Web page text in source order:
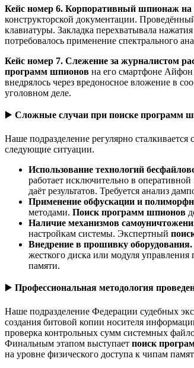
Кейс номер 6. Корпоративный шпионаж
конструкторской документации.
клавиатуры. Закладка перехватывала
потребовалось применение спектрального
Кейс номер 7. Слежение за журналистом
программ шпионов на его смартфоне Айфон
внедрялось через вредоносное вложение в
уголовном деле.
▶️ Сложные случаи при поиске программ
Наше подразделение регулярно
следующие ситуации.
Использование технологий
работает исключительно в
даёт результатов. Требуется анализ
Применение обфускации и
методами. Поиск программ шпионов
Наличие механизмов
настройкам системы. Экспертный
Внедрение в прошивку оборудования.
жесткого диска или модуля управления
памяти.
▶️ Профессиональная методология
Наше подразделение Федерации судебных
создания битовой копии носителя
проверка контрольных сумм системных
Финальным этапом выступает поиск
на уровне физического доступа к чипам